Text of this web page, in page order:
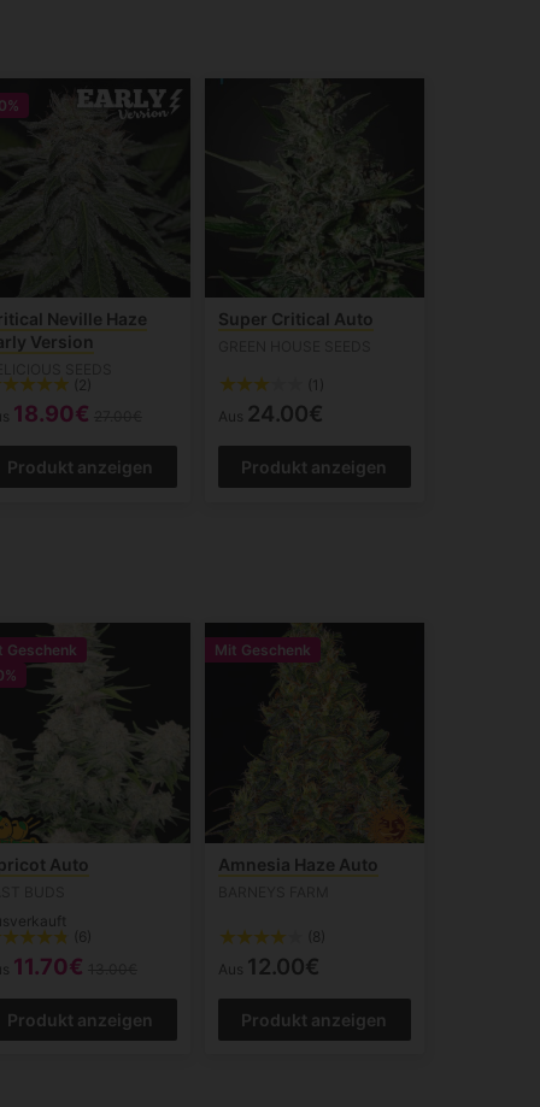
Neville Haze
Version
(2)
18.90€
Produkt anzeigen
Super Critical Auto
(1)
Aus 24.00€
Produkt anzeigen
Geschenk
Auto
(6)
11.70€
Produkt anzeigen
Mit Geschenk
Amnesia Haze Auto
(8)
Aus 12.00€
Produkt anzeigen